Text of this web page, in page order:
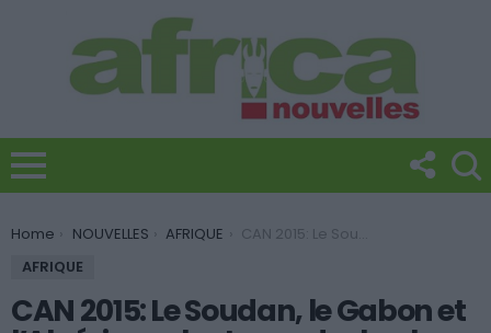
You are here:
Home NOUVELLES AFRIQUE
CAN 2015: Le Soudan, le Gabon et l’Algérie veulent prendre la place du Maroc
AFRIQUE
CAN 2015: Le Soudan, le Gabon et